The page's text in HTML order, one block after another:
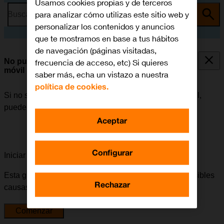
Busca por problema o tema
No puedo utilizar la conexión de internet de mi
móvil
Si no se puede utilizar la conexión de internet del móvil,
puede haber varias causas posibles al problema.
Iniciar la guía para solucionar tu problema
Esta guía te va a conducir a través de una serie de posibles
causas y soluciones al problema.
Comenzar
Usamos cookies propias y de terceros
para analizar cómo utilizas este sitio web y
personalizar los contenidos y anuncios
que te mostramos en base a tus hábitos
de navegación (páginas visitadas,
frecuencia de acceso, etc) Si quieres
saber más, echa un vistazo a nuestra
política de cookies.
Configurar
Rechazar
Aceptar